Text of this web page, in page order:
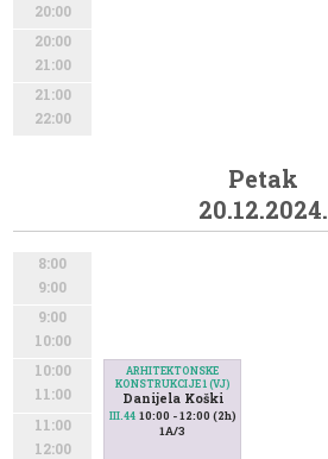
20:00
20:00
21:00
21:00
22:00
Petak
20.12.2024.
8:00
9:00
9:00
10:00
10:00
11:00
11:00
12:00
ARHITEKTONSKE
KONSTRUKCIJE 1 (VJ)
Danijela Koški
III.44 10:00 - 12:00 (2h)
1A/3